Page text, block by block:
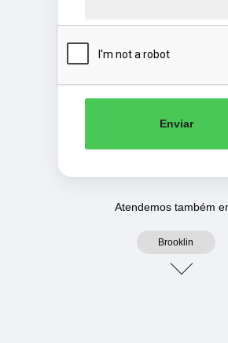
Enviar
Atendemos também
Brooklin